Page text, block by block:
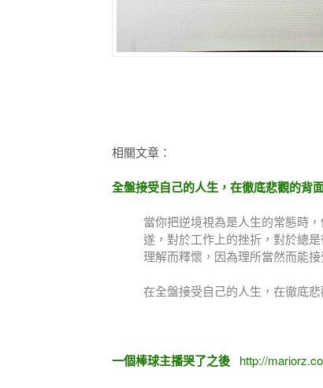
相關文章：
全盤接受自己的人生，在徹底悲觀的背
當你把逆境視為是人生的常態時
遂，對於工作上的挫折，對於總
理解而釋懷，因為理所當然而能
在全盤接受自己的人生，在徹底
一個棒球主播哭了之後 http://